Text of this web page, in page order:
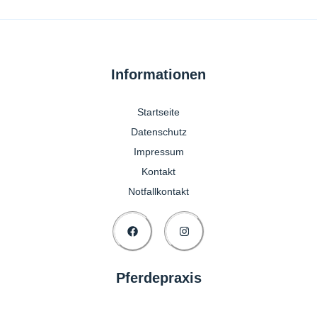
Informationen
Startseite
Datenschutz
Impressum
Kontakt
Notfallkontakt
Pferdepraxis